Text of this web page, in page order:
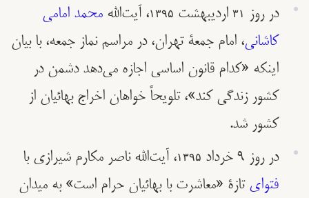
در روز ۳۱ ارديبهشت ۱۳۹۵، آیت‌الله
محمد امامی
کاشانی‌، امام جمعۀ تهران، در مراسم نماز جمعه، با بیان
اینکه «کدام قانون اساسی اجازه می‌دهد دشمن در
کشور زندگی کند»، تلویحاً خواهان اخراج بهائیان از
کشور شد.
در روز ٩ خرداد ۱۳۹۵، آیت‌الله ناصر مکارم شیرازی با
فتوایتازۀ «معاشرت با بهائیان حرام است» به میدان